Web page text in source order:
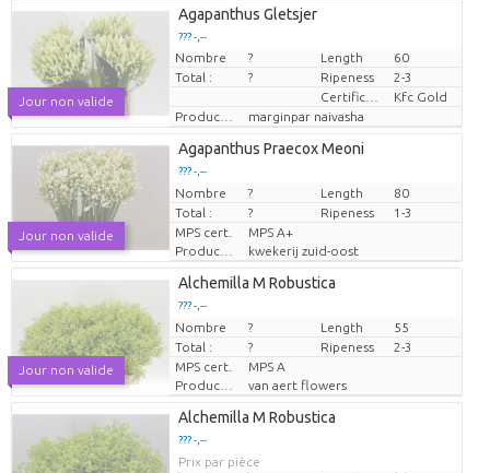
Jour non valide
Agapanthus Gletsjer
??? -,--
Prix par pièce
Nombre ? Length
60
Total :
? Ripeness
2-3
Kfc Gold
Producteur
marginpar naivasha
Jour non valide
Agapanthus Praecox Meoni
??? -,--
Prix par pièce
Nombre ? Length
80
Total :
? Ripeness
1-3
MPS cert.
MPS A+
Producteur
kwekerij zuid-oost
Jour non valide
Alchemilla M Robustica
??? -,--
Prix par pièce
Nombre ? Length
55
Total :
? Ripeness
2-3
MPS cert.
MPS A
Producteur
van aert flowers
Alchemilla M Robustica
??? -,--
Prix par pièce